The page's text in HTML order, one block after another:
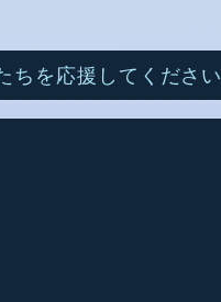
ちを応援してください